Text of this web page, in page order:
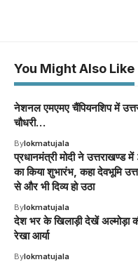
You Might Also Like
नेशनल एमएमए चैंपियनशिप में
चौधरी…
Bylokmatujala
प्रधानमंत्री मोदी ने उत्तराखण्ड
का किया शुभारंभ, कहा देवभूमि
से और भी दिव्य हो उठा
Bylokmatujala
देश भर के खिलाड़ी देखें अल्मोड़ा
रेखा आर्या
Bylokmatujala